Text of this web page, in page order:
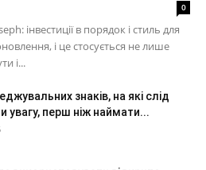
0
інвестиції в порядок і стиль для
і це стосується не лише
і...
знаків, на які слід
увагу, перш ніж наймати...